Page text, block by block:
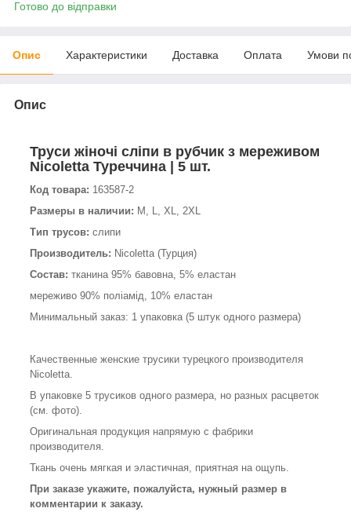
Готово до відправки
Опис Характеристики Доставка Оплата Умови
Опис
Труси жіночі сліпи в рубчик з мереживом
Nicoletta Туреччина | 5 шт.
Код товара: 163587-2
Размеры в наличии: M, L, XL, 2XL
Тип трусов: слипи
Производитель: Nicoletta (Турция)
Состав: тканина 95% бавовна, 5% еластан
мереживо 90% поліамід, 10% еластан
Минимальный заказ: 1 упаковка (5 штук одного размера)
Качественные женские трусики турецкого производителя
Nicoletta.
В упаковке 5 трусиков одного размера, но разных расцветок
(см. фото).
Оригинальная продукция напрямую с фабрики
производителя.
Ткань очень мягкая и эластичная, приятная на ощупь.
При заказе укажите, пожалуйста, нужный размер в
комментарии к заказу.